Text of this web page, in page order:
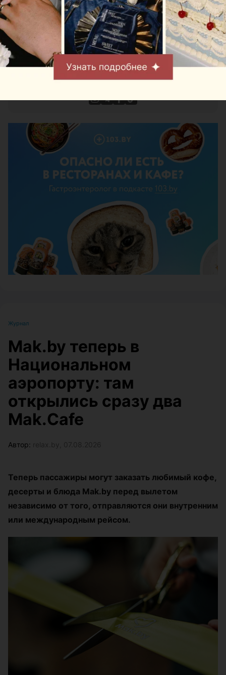
Новости Relax.by в твоей ленте и в телефоне!
Следите за нами вFacebookиВКонтакте,
подписывайтесь на нашTelegram-каналиViber-
чат
Журнал
Mak.by теперь в
Национальном
аэропорту: там
открылись сразу два
Mak.Cafe
Автор:
Теперь пассажиры могут заказать любимый кофе,
десерты и блюда Mak.by перед вылетом
независимо от того, отправляются они внутренним
или международным рейсом.